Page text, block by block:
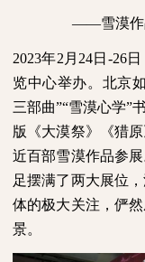
——雪漠作
2023年2 月 24日 -26日
览中心举办。北京
三部曲”“雪漠心学”
版《大漠祭》《猎
近百部雪漠作品参
足摆满了两大展位
体的极大关注，俨
景。